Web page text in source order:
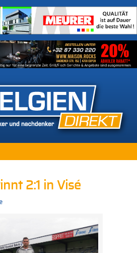
2:1 in Visé